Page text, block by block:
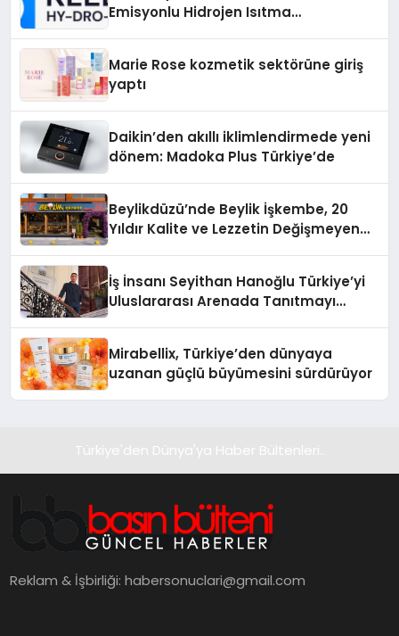
Emisyonlu Hidrojen Isıtma
Marie Rose kozmetik sektörüne giriş
yaptı
Daikin’den akıllı iklimlendirmede yeni
dönem: Madoka Plus Türkiye’de
Beylikdüzü’nde Beylik İşkembe, 20
Yıldır Kalite ve Lezzetin Değişmeyen
İş İnsanı Seyithan Hanoğlu Türkiye’yi
Uluslararası Arenada Tanıtmayı
Mirabellix, Türkiye’den dünyaya
uzanan güçlü büyümesini sürdürüyor
Türkiye'den Dünya'ya Haber Bültenleri..
Reklam & İşbirliği:habersonuclari@gmail.com